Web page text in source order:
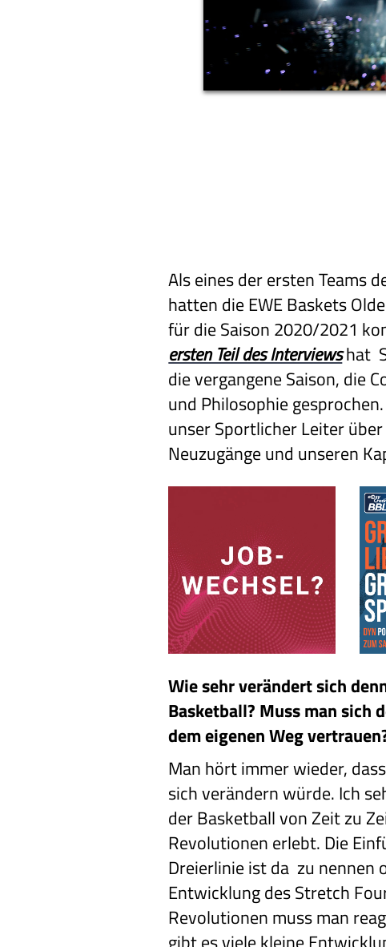
Als eines der ersten Teams
hatten die EWE Baskets
für die Saison 2020/2021
ersten Teil des Interviewshat
die vergangene Saison, die
und Philosophie
unser Sportlicher Leiter
Neuzugänge und unseren
Wie sehr verändert sich
Basketball? Muss man sich
dem eigenen Weg
Man hört immer wieder,
sich verändern würde. Ich
der Basketball von Zeit zu
Revolutionen erlebt. Die
Dreierlinie ist da zu nennen
Entwicklung des Stretch
Revolutionen muss man